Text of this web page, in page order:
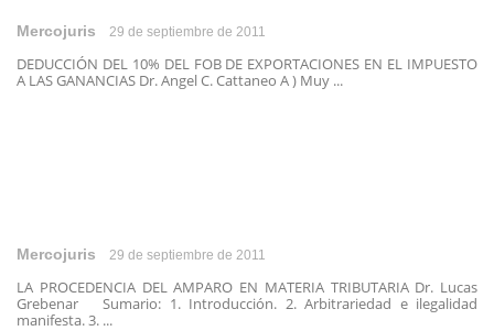
Mercojuris 29 de septiembre de 2011
DEDUCCIÓN DEL 10% DEL FOB DE EXPORTACIONES EN EL IMPUESTO
A LAS GANANCIAS Dr. Angel C. Cattaneo A ) Muy ...
Mercojuris 29 de septiembre de 2011
LA PROCEDENCIA DEL AMPARO EN MATERIA TRIBUTARIA Dr. Lucas
Grebenar Sumario: 1. Introducción. 2. Arbitrariedad e ilegalidad
manifesta. 3. ...